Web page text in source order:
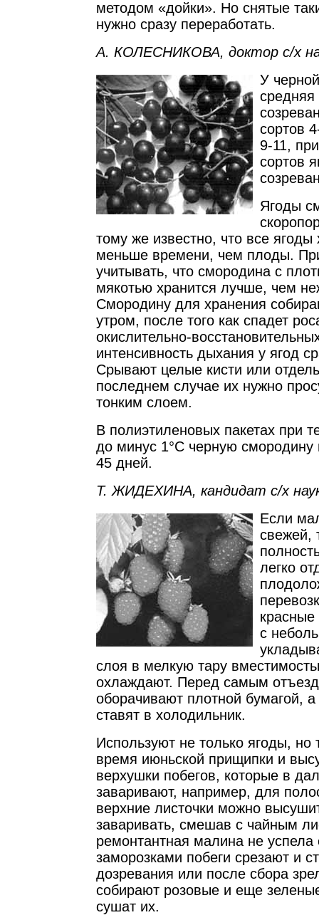
методом «дойки». Но снятые
нужно сразу переработать.
А. КОЛЕСНИКОВА, доктор с/х
У
средняя
сортов
9-11,
сортов
Ягоды
тому же известно, что все ягоды
меньше времени, чем плоды.
учитывать, что смородина с
мякотью хранится лучше, чем
Смородину для хранения
утром, после того как спадет
окислительно-
интенсивность дыхания у ягод
Срывают целые кисти или
последнем случае их нужно
тонким слоем.
В полиэтиленовых пакетах при
до минус 1°C черную смородину
45 дней.
Т. ЖИДЕХИНА, кандидат с/х
Если
свежей,
легко
с
слоя в мелкую тару
охлаждают. Перед самым
оборачивают плотной бумагой,
ставят в холодильник.
Используют не только ягоды, но
время июньской прищипки и
верхушки побегов, которые в
заваривают, например, для
верхние листочки можно
заваривать, смешав с чайным
ремонтантная малина не успела
заморозками побеги срезают и
дозревания или после сбора
собирают розовые и еще
сушат их.